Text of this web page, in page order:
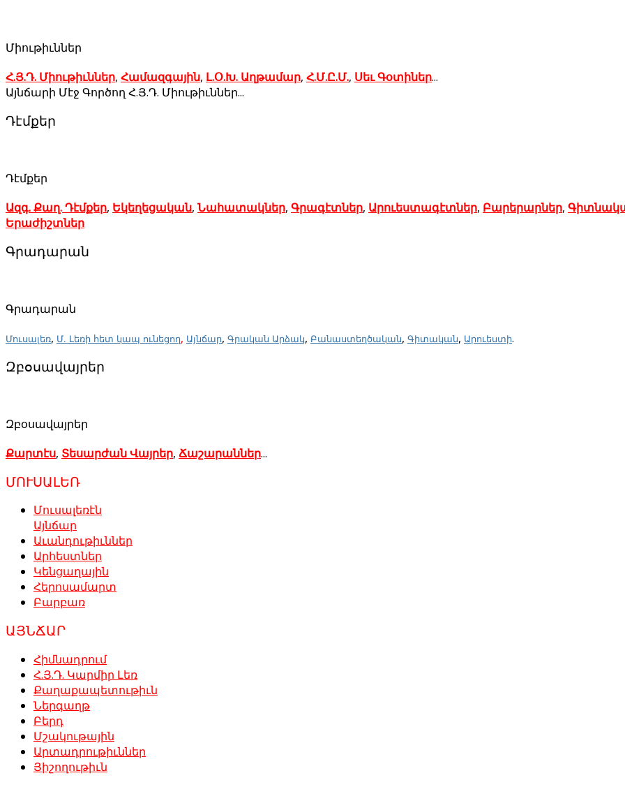
Միութիւններ
Հ.Յ.Դ. Միութիւններ, Համազգային, Լ.Օ.Խ. Աղթամար, Հ.Մ.Ը.Մ., Սեւ Գօտիներ...
Այնճարի Մէջ Գործող Հ.Յ.Դ. Միութիւններ...
Դէմքեր
Դէմքեր
Ազգ. Քաղ. Դէմքեր, Եկեղեցական, Նահատակներ, Գրագէտներ, Արուեստագէտներ, Բարերարներ,
Երաժիշտներ
Գրադարան
Գրադարան
Մուսալեռ, Մ. Լեռի հետ կապ ունեցող, Այնճար, Գրական Արձակ, Բանաստեղծական, Գիտական, Արուեստի.
Զբօսավայրեր
Զբօսավայրեր
Քարտէս, Տեսարժան Վայրեր, Ճաշարաններ...
ՄՈՒՍԱԼԵՌ
Մուսալեռէն
Այնճար
Աւանդութիւններ
Արհեստներ
Կենցաղային
Հերոսամարտ
Բարբառ
ԱՅՆՃԱՐ
Հիմնադրում
Հ.Յ.Դ. Կարմիր Լեռ
Քաղաքապետութիւն
Ներգաղթ
Բերդ
Մշակութային
Արտադրութիւններ
Յիշողութիւն